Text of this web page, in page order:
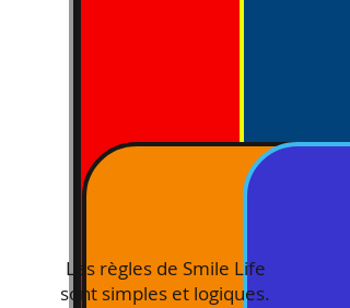
Les règles de Smile Life
sont simples et logiques.